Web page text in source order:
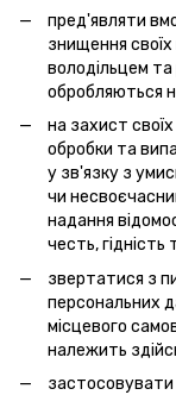
пред'являти
знищення
володільцем та
обробляються
на захист
обробки та
у зв'язку з
чи
надання
честь,
звертатися з
персональних
місцевого
належить
застосовувати